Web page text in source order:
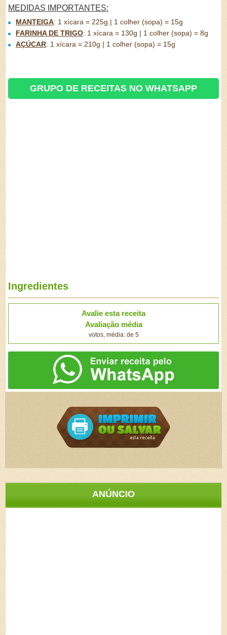
MEDIDAS IMPORTANTES:
MANTEIGA: 1 xícara = 225g | 1 colher (sopa) = 15g
FARINHA DE TRIGO: 1 xícara = 130g | 1 colher (sopa) = 8g
AÇÚCAR: 1 xícara = 210g | 1 colher (sopa) = 15g
GRUPO DE RECEITAS NO WHATSAPP
Ingredientes
Avalie esta receita
Avaliação média
votos, média: de 5
ANÚNCIO